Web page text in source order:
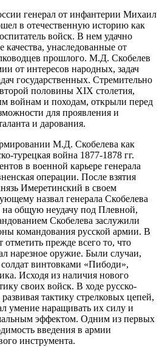
генерал от инфантерии Михаил
в отечественную историю как
войск. В нем удачно
качества, унаследованные от
прошлого. М.Д. Скобелев
от интересов народных, задач
государственных. Стремительно
половины XIX столетия,
войнам и походам, открыли перед
для проявления и
и дарования.
М.Д. Скобелева как
турецкая война 1877-1878 гг.
в военной карьере генерала
операции. После взятия
Имеретинский в своем
назвал генерала Скобелева
на общую неудачу под Плевной,
Скобелева заслужили
командования русской армии. В
отметить прежде всего то, что
нарезное оружие. Были случаи,
винтовками «Пибоди»,
Исходя из наличия нового
своих войск. В ходе русско-
тактику стрелковых цепей,
умение наращивать их силу и
эффектом. Одним из первых
введения в армии
инструмента.